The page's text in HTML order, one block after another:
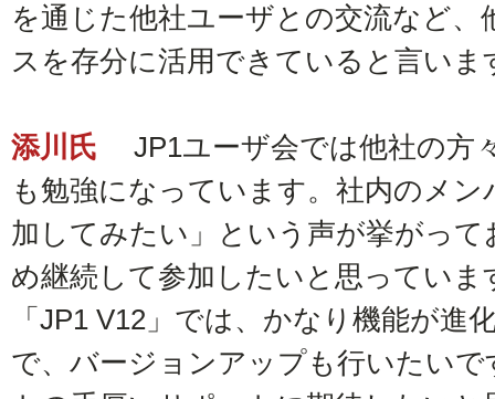
を通じた他社ユーザとの交流など
スを存分に活用できていると言いま
添川氏
JP1ユーザ会では他社の方
も勉強になっています。社内のメ
加してみたい」という声が挙がっ
め継続して参加したいと思ってい
「JP1 V12」では、かなり機能が進
で、バージョンアップも行いたい